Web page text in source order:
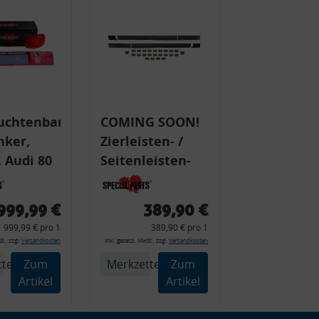
Audi 80
89,
+
€
999,99 € pro 1
zzgl. Versandkosten
Zum
Artikel
COMING SOON!
Zierleisten- /
Seitenleisten-
Set, Audi 80
Cabrio, Coupe,
Zierleiste, 2x
Kappe, Clipse,
Montagewerkzeug)
389,90 €
389,90 € pro 1
inkl. gesetzl. MwSt., zzgl. Versandkosten
Merkzettel
Zum
Artikel